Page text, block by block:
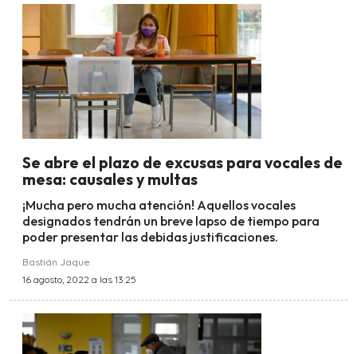
Se abre el plazo de excusas para vocales de
mesa: causales y multas
¡Mucha pero mucha atención! Aquellos vocales
designados tendrán un breve lapso de tiempo para
poder presentar las debidas justificaciones.
Bastián Jaque
16 agosto, 2022 a las 13:25